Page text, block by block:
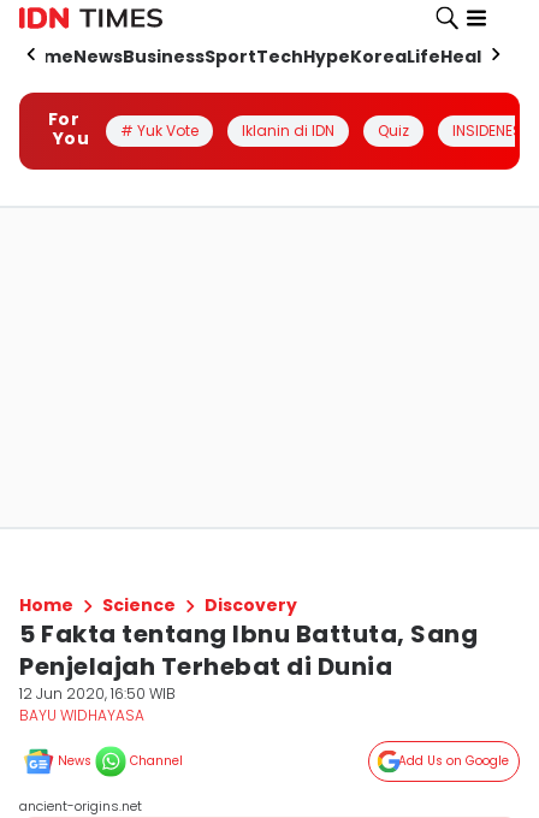
HomeNewsBusinessSportTechHypeKoreaLifeHealth
For
You
# Yuk Vote Iklanin di IDN Quiz INSIDENESIA
Home Science Discovery
5 Fakta tentang Ibnu Battuta, Sang
Penjelajah Terhebat di Dunia
12 Jun 2020, 16:50 WIB
BAYU WIDHAYASA
News Channel Add Us on Google
ancient-origins.net